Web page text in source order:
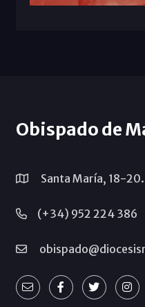
Obispado de
Santa María, 18-
(+34) 952 224 386